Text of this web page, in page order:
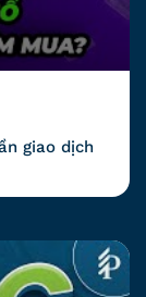
giao dịch